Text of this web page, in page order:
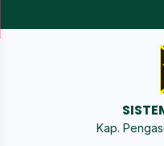
SISTEM
Kap.